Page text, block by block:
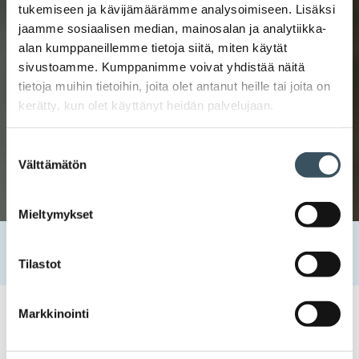
tukemiseen ja kävijämäärämme analysoimiseen. Lisäksi
jaamme sosiaalisen median, mainosalan ja analytiikka-
alan kumppaneillemme tietoja siitä, miten käytät
sivustoamme. Kumppanimme voivat yhdistää näitä
tietoja muihin tietoihin, joita olet antanut heille tai joita on
kerätty, kun olet käyttänyt heidän palvelujaan.
valinta
Välttämätön
Mieltymykset
Tilastot
Markkinointi
Yhdenvertainen kauppa tarvitsee puolustajansa